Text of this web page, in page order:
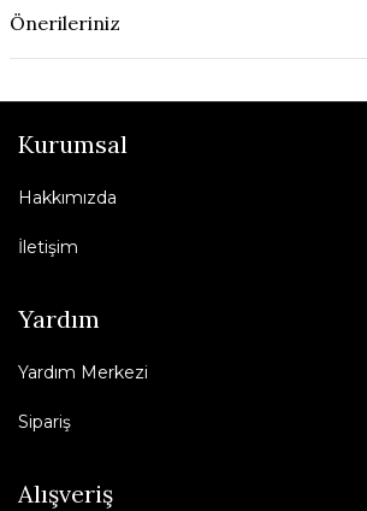
Önerileriniz
Kurumsal
Hakkımızda
İletişim
Yardım
Yardım Merkezi
Sipariş
Alışveriş